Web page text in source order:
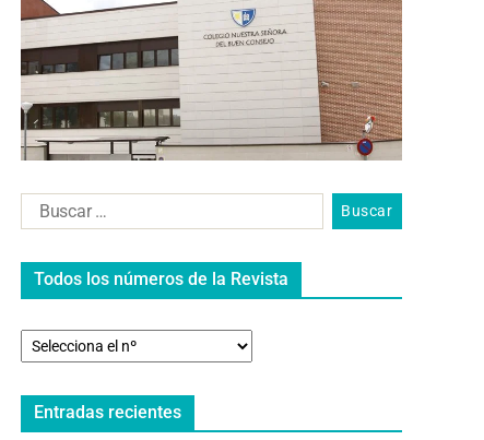
Todos los números de la Revista
Entradas recientes